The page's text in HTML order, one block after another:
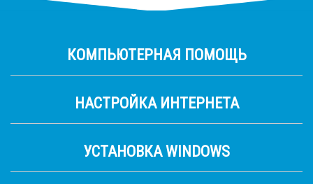
КОМПЬЮТЕРНАЯ ПОМОЩЬ
НАСТРОЙКА ИНТЕРНЕТА
УСТАНОВКА WINDOWS